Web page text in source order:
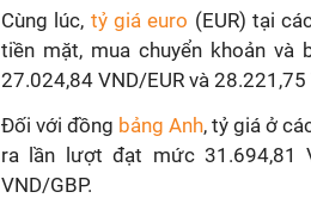
Cùng lúc, tỷ giá euro (EUR) tại
tiền mặt, mua chuyển khoản và
27.024,84 VND/EUR và 28.221,75
Đối với đồng bảng Anh, tỷ giá ở
ra lần lượt đạt mức 31.694,81
VND/GBP.